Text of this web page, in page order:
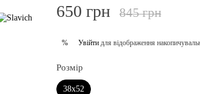
650 грн 845 грн
% Увійти для відображення
Розмір
38х52